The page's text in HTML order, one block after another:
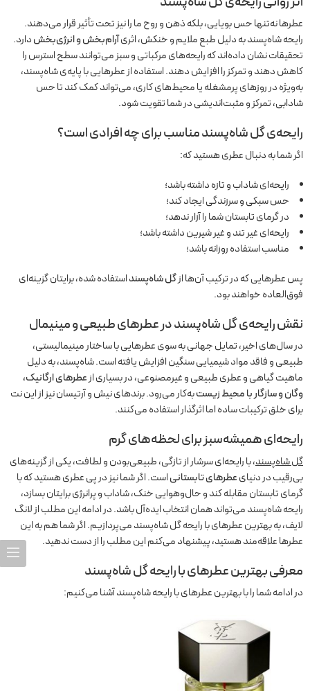
عطرها نه‌تنها حس بویایی، بلکه ذهن و روح ما را نیز تحت تأثیر قرار می‌دهند.
رایحه شاه‌پسند به دلیل طبع ملایم و خنکش، اثریآرام‌بخش و انرژی‌بخشدارد.
تحقیقات نشان داده‌اند که رایحه‌های مرکباتی و سبز می‌توانند سطح استرس را
کاهش دهند و تمرکز را افزایش دهند. استفاده از عطرهایی با پایه‌ی شاه‌پسند،
به‌ویژه در روزهای پرمشغله یا محیط‌های کاری، می‌تواند کمک کند تا حس
شادابی، تمرکز و مثبت‌اندیشی در شما تقویت شود.
رایحه‌ی گل شاه‌پسند مناسب برای چه افرادی است؟
اگر شما به دنبال عطری هستید که:
رایحه‌ای شاداب و تازه داشته باشد؛
حس سبکی و سرزندگی ایجاد کند؛
در گرمای تابستان شما را آزار ندهد؛
رایحه‌ای غیر تند و غیر شیرین داشته باشد؛
مناسب استفاده روزانه باشد؛
پس عطرهایی که در ترکیب آن‌ها ازگل شاه‌پسنداستفاده شده، برایتان گزینه‌ای
فوق‌العاده خواهند بود.
نقش رایحه‌ی گل شاه‌پسند در عطرهای طبیعی و مینیمال
در سال‌های اخیر، تمایل جهانی به سوی عطرهایی با ساختار مینیمالیستی،
طبیعی و فاقد مواد شیمیایی سنگین افزایش یافته است. شاه‌پسند، به دلیل
ماهیت گیاهی و عطری طبیعی و غیرمصنوعی، در بسیاری ازعطرهای ارگانیک،
وگان و سازگار با محیط زیستبه‌کار می‌رود. برندهای نیش و آرتیسان نیز از این نت
برای خلق ترکیبات ساده اما اثرگذار استفاده می‌کنند.
رایحه‌ای همیشه‌سبز برای لحظه‌های گرم
گل شاه‌پسند، با رایحه‌ای سرشار از تازگی، طبیعی‌بودن و لطافت، یکی از گزینه‌های
بی‌رقیب در دنیایعطرهای تابستانیاست. اگر شما نیز در پی عطری هستید که با
گرمای تابستان مقابله کند و حال‌وهوایی خنک، شاداب و پرانرژی برایتان بسازد،
رایحه شاه‌پسند می‌تواند همان انتخاب ایده‌آل باشد. در ادامه این مطلب از لانگ
لایف، به بهترین عطرهای با رایحه گل شاه‌پسند می‌پردازیم. اگر شما هم به این
عطرها علاقه‌مند هستید، پیشنهاد می‌کنم این مطلب را از دست ندهید.
معرفی بهترین عطرهای با رایحه گل شاه‌‌پسند
در ادامه شما را با بهترین عطرهای با رایحه شاه‌پسند آشنا می‌کنیم: